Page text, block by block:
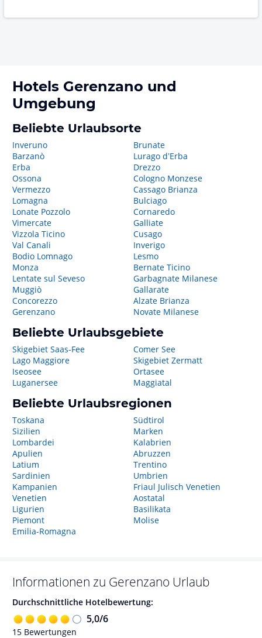
Hotels Gerenzano und
Umgebung
Beliebte Urlaubsorte
Inveruno
Barzanò
Erba
Ossona
Vermezzo
Lomagna
Lonate Pozzolo
Vimercate
Vizzola Ticino
Val Canali
Bodio Lomnago
Monza
Lentate sul Seveso
Muggiò
Concorezzo
Gerenzano
Brunate
Lurago dʼErba
Drezzo
Cologno Monzese
Cassago Brianza
Bulciago
Cornaredo
Galliate
Cusago
Inverigo
Lesmo
Bernate Ticino
Garbagnate Milanese
Gallarate
Alzate Brianza
Novate Milanese
Beliebte Urlaubsgebiete
Skigebiet Saas-Fee
Lago Maggiore
Iseosee
Luganersee
Comer See
Skigebiet Zermatt
Ortasee
Maggiatal
Beliebte Urlaubsregionen
Toskana
Sizilien
Lombardei
Apulien
Latium
Sardinien
Kampanien
Venetien
Ligurien
Piemont
Emilia-Romagna
Südtirol
Marken
Kalabrien
Abruzzen
Trentino
Umbrien
Friaul Julisch Venetien
Aostatal
Basilikata
Molise
Informationen zu Gerenzano Urlaub
Durchschnittliche Hotelbewertung:
5,0/6
15 Bewertungen